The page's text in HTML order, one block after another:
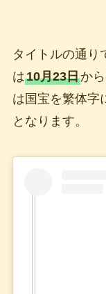
タイトルの通り
は10月23日か
は国宝を繁体字
となります。